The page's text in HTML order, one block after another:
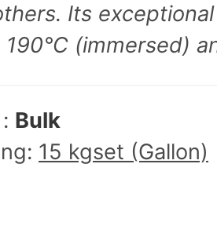
Its
(immersed)
Bulk
15 kgset (Gallon)